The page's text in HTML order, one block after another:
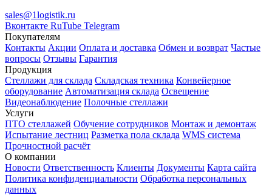
sales@1logistik.ru
Вконтакте RuTube Telegram
Покупателям
Контакты Акции Оплата и доставка Обмен и возврат Частые
вопросы Отзывы Гарантия
Продукция
Стеллажи для склада Складская техника Конвейерное
оборудование Автоматизация склада Освещение
Видеонаблюдение Полочные стеллажи
Услуги
ПТО стеллажей Обучение сотрудников Монтаж и демонтаж
Испытание лестниц Разметка пола склада WMS система
Прочностной расчёт
О компании
Новости Ответственность Клиенты Документы Карта сайта
Политика конфиденциальности Обработка персональных
данных